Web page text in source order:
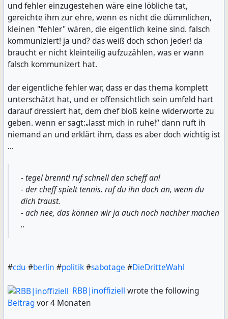
und fehler einzugestehen wäre eine löbliche tat,
gereichte ihm zur ehre, wenn es nicht die dümmlichen,
kleinen "fehler" wären, die eigentlich keine sind. falsch
kommuniziert! ja und? das weiß doch schon jeder! da
braucht er nicht kleinteilig aufzuzählen, was er wann
falsch kommunizert hat.
der eigentliche fehler war, dass er das thema komplett
unterschätzt hat, und er offensichtlich sein umfeld hart
darauf dressiert hat, dem chef bloß keine widerworte zu
geben. wenn er sagt:„lasst mich in ruhe!“ dann ruft ih
niemand an und erklärt ihm, dass es aber doch wichtig ist
...
- tegel brennt! ruf schnell den scheff an!
- der cheff spielt tennis. ruf du ihn doch an, wenn du
dich traust.
- ach nee, das können wir ja auch noch nachher machen
..
#cdu #berlin #politik#sabotage #DieDritteWahl
RBB|inoffiziell wrote the following
Beitragvor 4 Monaten